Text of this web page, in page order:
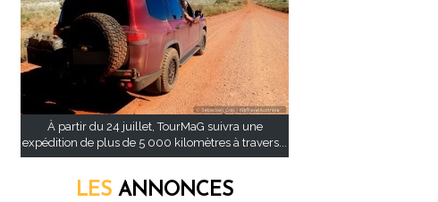
À partir du 24 juillet, TourMaG suivra une
expédition de plus de 5 000 kilomètres à travers...
LES ANNONCES